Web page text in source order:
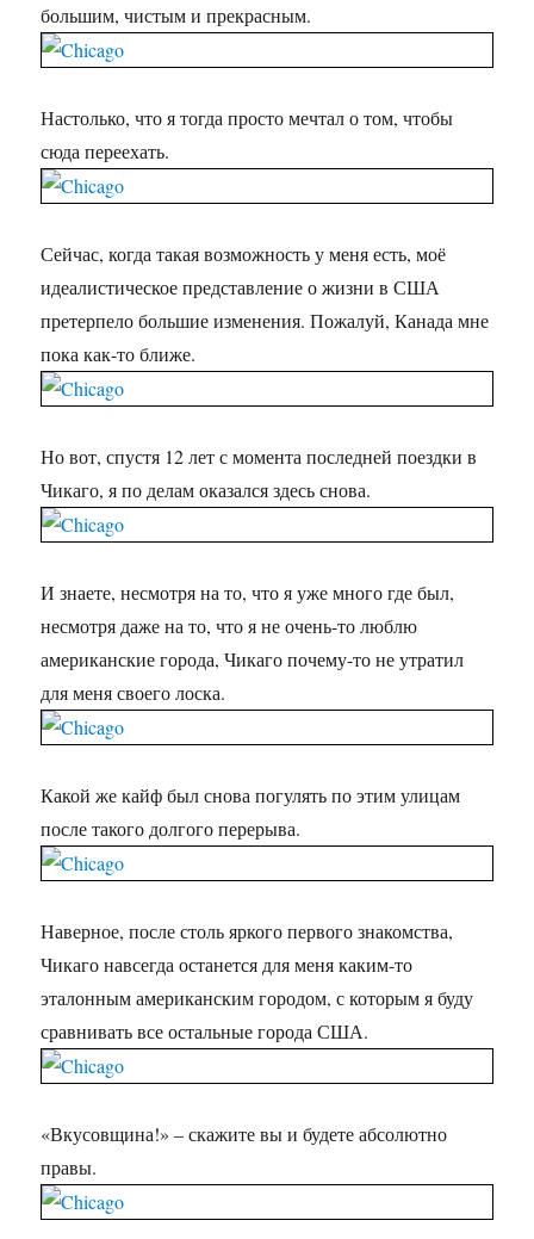
большим, чистым и прекрасным.
Настолько, что я тогда просто мечтал о том, чтобы
сюда переехать.
Сейчас, когда такая возможность у меня есть, моё
идеалистическое представление о жизни в США
претерпело большие изменения. Пожалуй, Канада мне
пока как-то ближе.
Но вот, спустя 12 лет с момента последней поездки в
Чикаго, я по делам оказался здесь снова.
И знаете, несмотря на то, что я уже много где был,
несмотря даже на то, что я не очень-то люблю
американские города, Чикаго почему-то не утратил
для меня своего лоска.
Какой же кайф был снова погулять по этим улицам
после такого долгого перерыва.
Наверное, после столь яркого первого знакомства,
Чикаго навсегда останется для меня каким-то
эталонным американским городом, с которым я буду
сравнивать все остальные города США.
«Вкусовщина!»‎ – скажите вы и будете абсолютно
правы.